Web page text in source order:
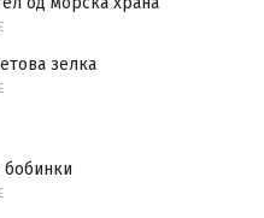
зелка
бобинки